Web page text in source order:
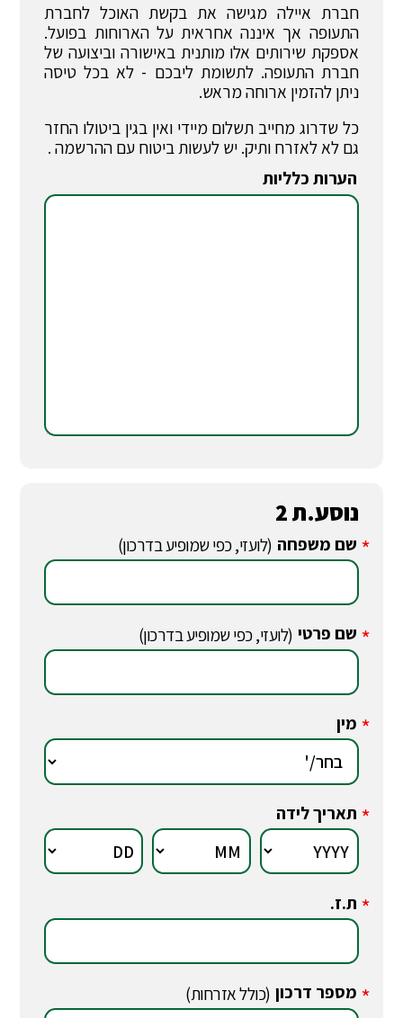
חברת איילה מגישה את בקשת האוכל לחברת
התעופה אך איננה אחראית על הארוחות בפועל.
אספקת שירותים אלו מותנית באישורה וביצועה של
חברת התעופה. לתשומת ליבכם - לא בכל טיסה
ניתן להזמין ארוחה מראש.
כל שדרוג מחייב תשלום מיידי ואין בגין ביטולו החזר
גם לא לאזרח ותיק. יש לעשות ביטוח עם ההרשמה .
הערות כלליות
נוסע.ת 2
* שם משפחה (לועזי, כפי שמופיע בדרכון)
* שם פרטי (לועזי, כפי שמופיע בדרכון)
* מין
* תאריך לידה
* ת.ז.
* מספר דרכון (כולל אזרחות)